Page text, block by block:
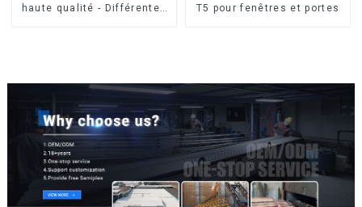
haute qualité - Différentes
T5 pour fenêtres et portes